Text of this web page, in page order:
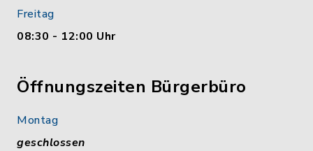
Freitag
08:30 - 12:00 Uhr
Öffnungszeiten Bürgerbüro
Montag
geschlossen